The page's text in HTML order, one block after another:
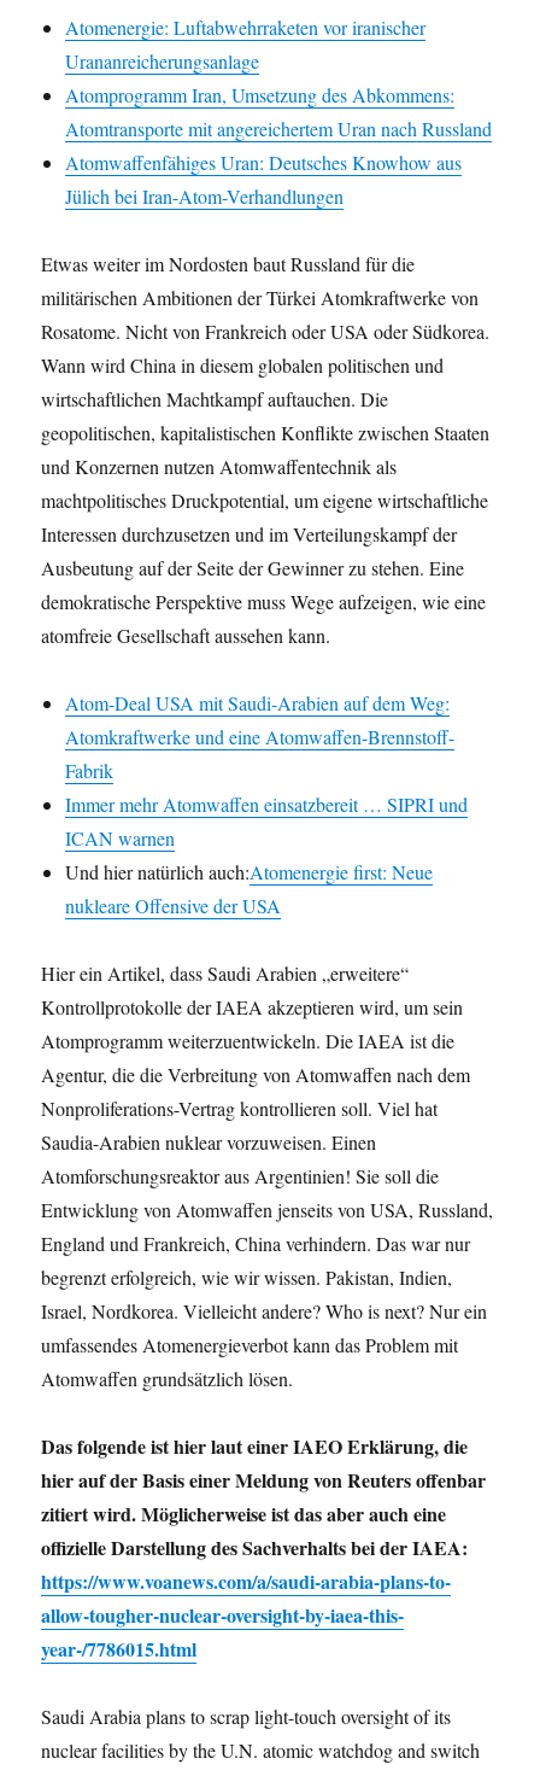
Atomenergie: Luftabwehrraketen vor iranischer
Urananreicherungsanlage
Atomprogramm Iran, Umsetzung des Abkommens:
Atomtransporte mit angereichertem Uran nach Russland
Atomwaffenfähiges Uran: Deutsches Knowhow aus
Jülich bei Iran-Atom-Verhandlungen
Etwas weiter im Nordosten baut Russland für die
militärischen Ambitionen der Türkei Atomkraftwerke von
Rosatome. Nicht von Frankreich oder USA oder Südkorea.
Wann wird China in diesem globalen politischen und
wirtschaftlichen Machtkampf auftauchen. Die
geopolitischen, kapitalistischen Konflikte zwischen Staaten
und Konzernen nutzen Atomwaffentechnik als
machtpolitisches Druckpotential, um eigene wirtschaftliche
Interessen durchzusetzen und im Verteilungskampf der
Ausbeutung auf der Seite der Gewinner zu stehen. Eine
demokratische Perspektive muss Wege aufzeigen, wie eine
atomfreie Gesellschaft aussehen kann.
Atom-Deal USA mit Saudi-Arabien auf dem Weg:
Atomkraftwerke und eine Atomwaffen-Brennstoff-
Fabrik
Immer mehr Atomwaffen einsatzbereit … SIPRI und
ICAN warnen
Und hier natürlich auch:Atomenergie first: Neue
nukleare Offensive der USA
Hier ein Artikel, dass Saudi Arabien „erweitere“
Kontrollprotokolle der IAEA akzeptieren wird, um sein
Atomprogramm weiterzuentwickeln. Die IAEA ist die
Agentur, die die Verbreitung von Atomwaffen nach dem
Nonproliferations-Vertrag kontrollieren soll. Viel hat
Saudia-Arabien nuklear vorzuweisen. Einen
Atomforschungsreaktor aus Argentinien! Sie soll die
Entwicklung von Atomwaffen jenseits von USA, Russland,
England und Frankreich, China verhindern. Das war nur
begrenzt erfolgreich, wie wir wissen. Pakistan, Indien,
Israel, Nordkorea. Vielleicht andere? Who is next? Nur ein
umfassendes Atomenergieverbot kann das Problem mit
Atomwaffen grundsätzlich lösen.
Das folgende ist hier laut einer IAEO Erklärung, die
hier auf der Basis einer Meldung von Reuters offenbar
zitiert wird. Möglicherweise ist das aber auch eine
offizielle Darstellung des Sachverhalts bei der IAEA:
https://www.voanews.com/a/saudi-arabia-plans-to-
allow-tougher-nuclear-oversight-by-iaea-this-
year-/7786015.html
Saudi Arabia plans to scrap light-touch oversight of its
nuclear facilities by the U.N. atomic watchdog and switch